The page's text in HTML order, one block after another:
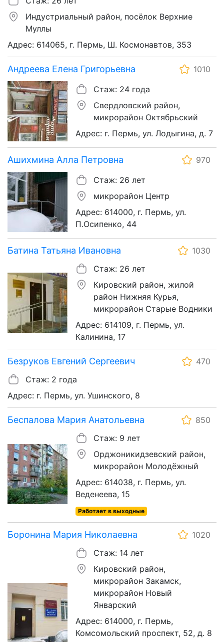
Индустриальный район, посёлок Верхние
Муллы
Адрес: 614065, г. Пермь, Ш. Космонавтов, 353
Андреева Елена Григорьевна
1010
Стаж: 24 года
Свердловский район,
микрорайон Октябрьский
Адрес: г. Пермь, ул. Лодыгина, д. 7
Ашихмина Алла Петровна
970
Стаж: 26 лет
микрорайон Центр
Адрес: 614000, г. Пермь, ул.
П.Осипенко, 44
Батина Татьяна Ивановна
1030
Стаж: 26 лет
Кировский район, жилой
район Нижняя Курья,
микрорайон Старые Водники
Адрес: 614109, г. Пермь, ул.
Калинина, 17
Безруков Евгений Сергеевич
470
Стаж: 2 года
Адрес: г. Пермь, ул. Ушинского, 8
Беспалова Мария Анатольевна
850
Стаж: 9 лет
Орджоникидзевский район,
микрорайон Молодёжный
Адрес: 614038, г. Пермь, ул.
Веденеева, 15
Работает в выходные
Боронина Мария Николаевна
1020
Стаж: 14 лет
Кировский район,
микрорайон Закамск,
микрорайон Новый
Январский
Адрес: 614000, г. Пермь,
Комсомольский проспект, 52, д. 8